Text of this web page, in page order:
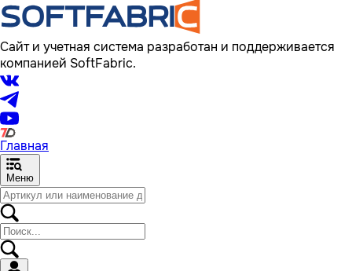
Сайт и учетная система разработан и поддерживается
компанией SoftFabric.
Главная
Меню